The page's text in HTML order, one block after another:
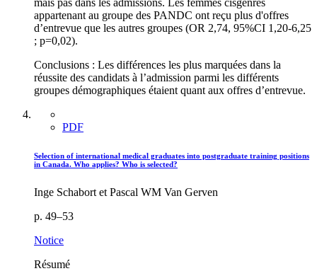
appartenant au groupe des PANDC ont reçu plus d'offres
d’entrevue que les autres groupes (OR 2,74, 95%CI 1,20-6,25
; p=0,02).
Conclusions : Les différences les plus marquées dans la
réussite des candidats à l’admission parmi les différents
groupes démographiques étaient quant aux offres d’entrevue.
PDF
Selection of international medical graduates into postgraduate training positions
in Canada. Who applies? Who is selected?
Inge Schabort et Pascal WM Van Gerven
p. 49–53
Notice
Résumé